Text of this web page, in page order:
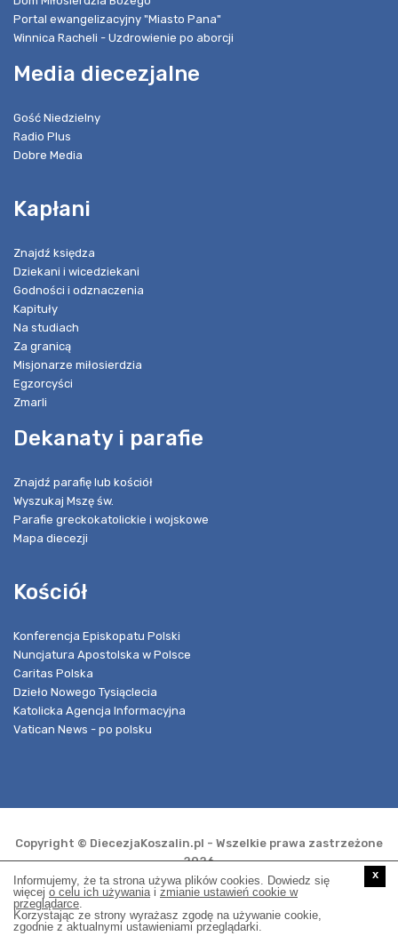
Portal ewangelizacyjny "Miasto Pana"
Winnica Racheli - Uzdrowienie po aborcji
Media diecezjalne
Gość Niedzielny
Radio Plus
Dobre Media
Kapłani
Znajdź księdza
Dziekani i wicedziekani
Godności i odznaczenia
Kapituły
Na studiach
Za granicą
Misjonarze miłosierdzia
Egzorcyści
Zmarli
Dekanaty i parafie
Znajdź parafię lub kościół
Wyszukaj Mszę św.
Parafie greckokatolickie i wojskowe
Mapa diecezji
Kościół
Konferencja Episkopatu Polski
Nuncjatura Apostolska w Polsce
Caritas Polska
Dzieło Nowego Tysiąclecia
Katolicka Agencja Informacyjna
Vatican News - po polsku
Copyright © DiecezjaKoszalin.pl - Wszelkie prawa zastrzeżone
2026
Realizacja i opieka techniczna:
Informujemy, że ta strona używa plików cookies. Dowiedz się
więcej o celu ich używaniai zmianie ustawień cookie w
przeglądarce.
Korzystając ze strony wyrażasz zgodę na używanie cookie,
zgodnie z aktualnymi ustawieniami przeglądarki.
x